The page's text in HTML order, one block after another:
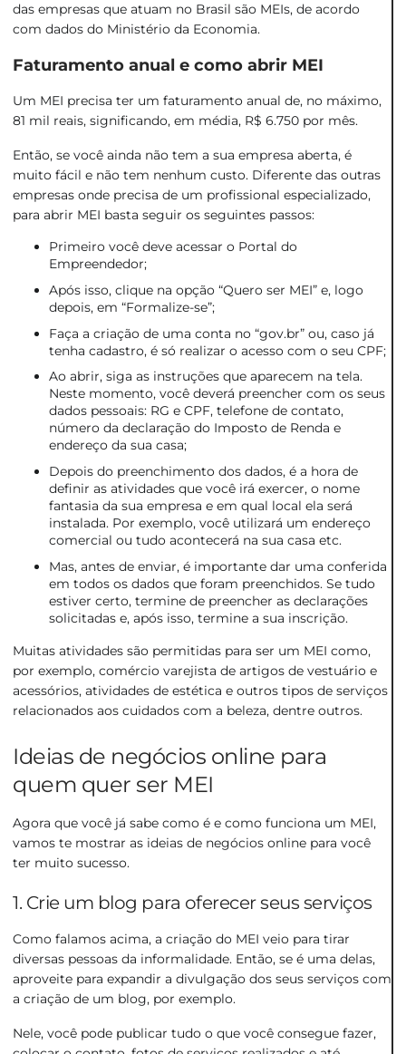
das empresas que atuam no Brasil são MEIs, de acordo
com dados do Ministério da Economia.
Faturamento anual e como abrir MEI
Um MEI precisa ter um faturamento anual de, no máximo,
81 mil reais, significando, em média, R$ 6.750 por mês.
Então, se você ainda não tem a sua empresa aberta, é
muito fácil e não tem nenhum custo. Diferente das outras
empresas onde precisa de um profissional especializado,
para abrir MEI basta seguir os seguintes passos:
Primeiro você deve acessar o Portal do
Empreendedor;
Após isso, clique na opção “Quero ser MEI” e, logo
depois, em “Formalize-se”;
Faça a criação de uma conta no “gov.br” ou, caso já
tenha cadastro, é só realizar o acesso com o seu CPF;
Ao abrir, siga as instruções que aparecem na tela.
Neste momento, você deverá preencher com os seus
dados pessoais: RG e CPF, telefone de contato,
número da declaração do Imposto de Renda e
endereço da sua casa;
Depois do preenchimento dos dados, é a hora de
definir as atividades que você irá exercer, o nome
fantasia da sua empresa e em qual local ela será
instalada. Por exemplo, você utilizará um endereço
comercial ou tudo acontecerá na sua casa etc.
Mas, antes de enviar, é importante dar uma conferida
em todos os dados que foram preenchidos. Se tudo
estiver certo, termine de preencher as declarações
solicitadas e, após isso, termine a sua inscrição.
Muitas atividades são permitidas para ser um MEI como,
por exemplo, comércio varejista de artigos de vestuário e
acessórios, atividades de estética e outros tipos de serviços
relacionados aos cuidados com a beleza, dentre outros.
Ideias de negócios online para
quem quer ser MEI
Agora que você já sabe como é e como funciona um MEI,
vamos te mostrar as ideias de negócios online para você
ter muito sucesso.
1. Crie um blog para oferecer seus serviços
Como falamos acima, a criação do MEI veio para tirar
diversas pessoas da informalidade. Então, se é uma delas,
aproveite para expandir a divulgação dos seus serviços com
a criação de um blog, por exemplo.
Nele, você pode publicar tudo o que você consegue fazer,